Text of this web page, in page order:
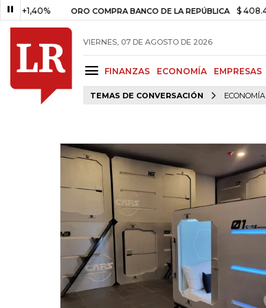
ORO COMPRA BANCO DE LA REPÚBLICA $ 408.498,97
VIERNES, 07 DE AGOSTO DE 2026
FINANZAS ECONOMÍA EMPRESAS
TEMAS DE CONVERSACIÓN ECONOMÍA